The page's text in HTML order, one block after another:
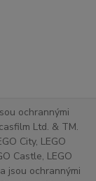
ochrannými
Ltd. & TM.
City, LEGO
Castle, LEGO
jsou ochrannými